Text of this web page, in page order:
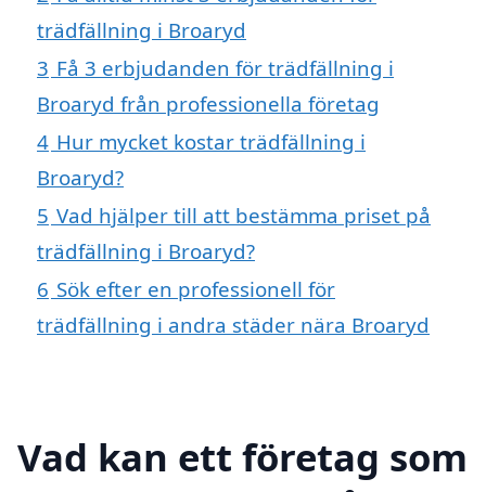
trädfällning i Broaryd
3 Få 3 erbjudanden för trädfällning i
Broaryd från professionella företag
4 Hur mycket kostar trädfällning i
Broaryd?
5 Vad hjälper till att bestämma priset på
trädfällning i Broaryd?
6 Sök efter en professionell för
trädfällning i andra städer nära Broaryd
Vad kan ett företag som